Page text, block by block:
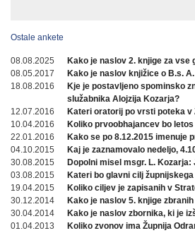
Ostale ankete
08.08.2025
Kako je naslov 2. knjige za
08.05.2017
Kako je naslov knjižice o B.s.
18.08.2016
Kje je postavljeno spominsko
služabnika Alojzija Kozarja?
12.07.2016
Kateri oratorij po vrsti poteka v
10.04.2016
Koliko prvoobhajancev bo
22.01.2016
Kako se po 8.12.2015 imenuje
04.10.2015
Kaj je zaznamovalo nedeljo,
30.08.2015
Dopolni misel msgr. L.
03.08.2015
Kateri bo glavni cilj
19.04.2015
Koliko ciljev je zapisanih v
30.12.2014
Kako je naslov 5. knjige
30.04.2014
Kako je naslov zbornika, ki je
01.04.2013
Koliko zvonov ima Župnija